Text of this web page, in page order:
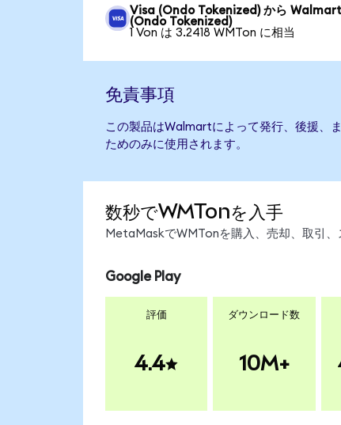
Visa (Ondo Tokenized) から Walmart
(Ondo Tokenized)
1 Von は 3.2418 WMTon に相当
免責事項
この製品はWalmartによって発行、後援、
ためのみに使用されます。
数秒でWMTonを入手
MetaMaskでWMTonを購入、売却、取引、
Google Play
評価
4.4
ダウンロード数
10M+